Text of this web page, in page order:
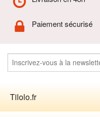
Paiement sécurisé
Tilolo.fr